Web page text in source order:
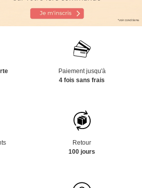
Paiement jusqu'à
4 fois sans frais
Retour
100 jours